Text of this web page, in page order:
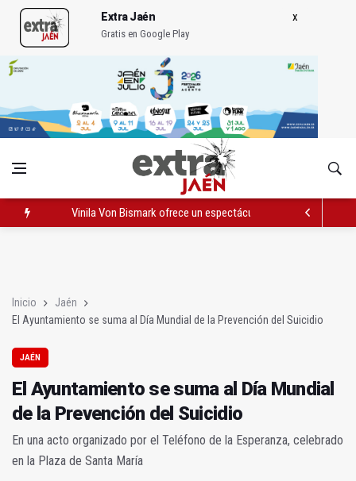
Extra Jaén
Gratis en Google Play
Vinila Von Bismark ofrece un espectáculo "rompedor" en el
Inicio
Jaén
El Ayuntamiento se suma al Día Mundial de la Prevención del Suicidio
JAÉN
El Ayuntamiento se suma al Día Mundial
de la Prevención del Suicidio
En una acto organizado por el Teléfono de la Esperanza, celebrado
en la Plaza de Santa María